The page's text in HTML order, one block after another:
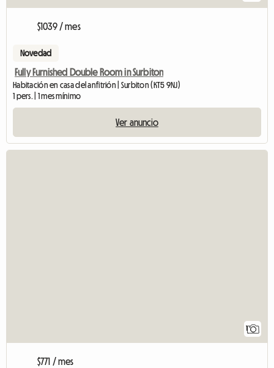
$1039 / mes
Novedad
Fully Furnished Double Room in Surbiton
Habitación en casa del anfitrión | Surbiton (KT5 9NJ)
1 pers. | 1 mes mínimo
Ver anuncio
1
$771 / mes